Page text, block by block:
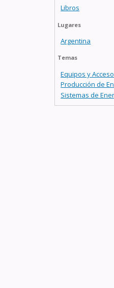
Libros
Lugares
Argentina
Temas
Equipos y
Producción de
Sistemas de